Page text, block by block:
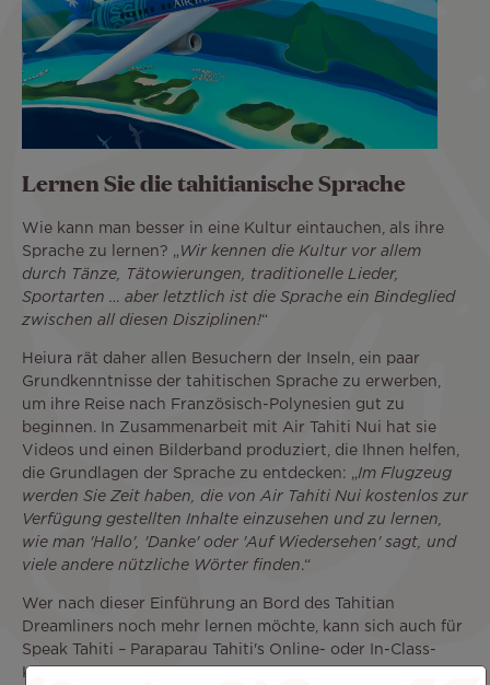
Lernen Sie die tahitianische Sprache
Wie kann man besser in eine Kultur eintauchen, als ihre
Sprache zu lernen? „ Wir kennen die Kultur vor allem
durch Tänze, Tätowierungen, traditionelle Lieder,
Sportarten … aber letztlich ist die Sprache ein Bindeglied
zwischen all diesen Disziplinen!“
Heiura rät daher allen Besuchern der Inseln, ein paar
Grundkenntnisse der tahitischen Sprache zu erwerben,
um ihre Reise nach Französisch-Polynesien gut zu
beginnen. In Zusammenarbeit mit Air Tahiti Nui hat sie
Videos und einen Bilderband produziert, die Ihnen helfen,
die Grundlagen der Sprache zu entdecken: „Im Flugzeug
werden Sie Zeit haben, die von Air Tahiti Nui kostenlos zur
Verfügung gestellten Inhalte einzusehen und zu lernen,
wie man 'Hallo', 'Danke' oder 'Auf Wiedersehen' sagt, und
viele andere nützliche Wörter finden.“
Wer nach dieser Einführung an Bord des Tahitian
Dreamliners noch mehr lernen möchte, kann sich auch für
Speak Tahiti – Paraparau Tahiti's Online- oder In-Class-
Kurse und Immersionskurse anmelden, um die